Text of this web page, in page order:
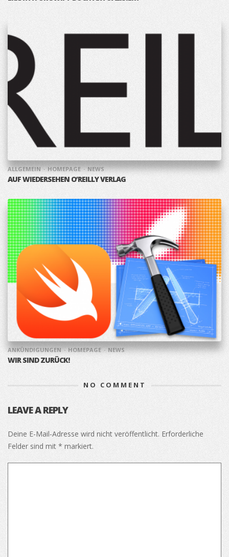
ALLGEMEIN HOMEPAGE NEWS
AUF WIEDERSEHEN O’REILLY VERLAG
ANKÜNDIGUNGEN HOMEPAGE NEWS
WIR SIND ZURÜCK!
NO COMMENT
LEAVE A REPLY
Deine E-Mail-Adresse wird nicht veröffentlicht. Erforderliche
Felder sind mit * markiert.